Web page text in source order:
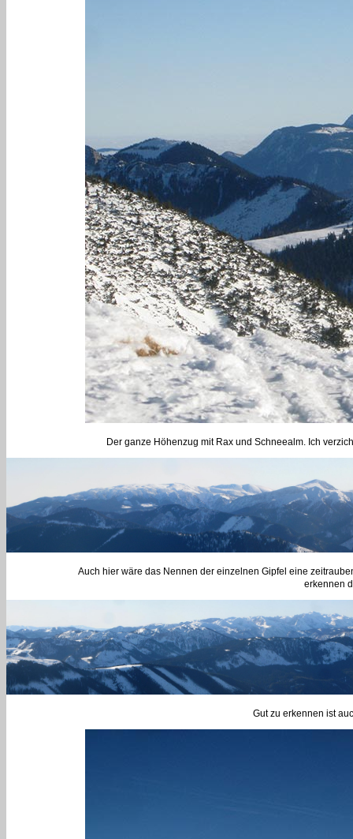
Der ganze Höhenzug mit Rax und Schneealm. Ich
Auch hier wäre das Nennen der einzelnen Gipfel eine
erkennen
Gut zu erkennen ist